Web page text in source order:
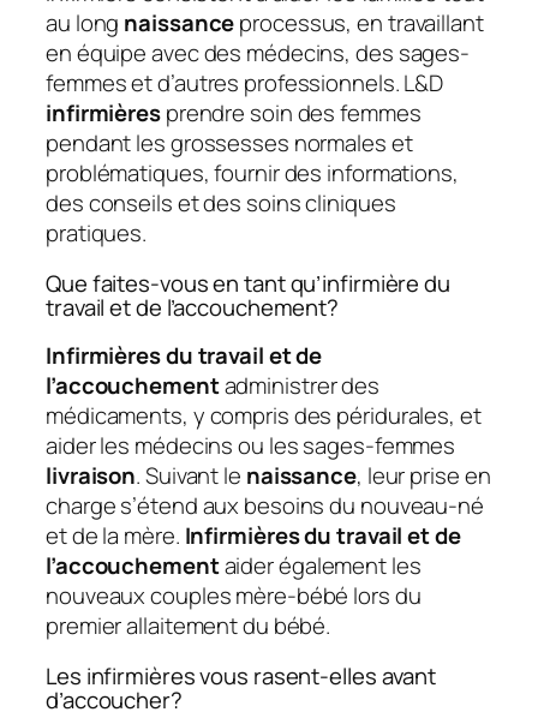
au long naissanceprocessus, en travaillant
en équipe avec des médecins, des sages-
femmes et d’autres professionnels. L&D
infirmièresprendre soin des femmes
pendant les grossesses normales et
problématiques, fournir des informations,
des conseils et des soins cliniques
pratiques.
Que faites-vous en tant qu’infirmière du
travail et de l’accouchement?
Infirmières du travail et de
l’accouchementadministrer des
médicaments, y compris des péridurales, et
aider les médecins ou les sages-femmes
livraison. Suivant le naissance, leur prise en
charge s’étend aux besoins du nouveau-né
et de la mère. Infirmières du travail et de
l’accouchementaider également les
nouveaux couples mère-bébé lors du
premier allaitement du bébé.
Les infirmières vous rasent-elles avant
d’accoucher?